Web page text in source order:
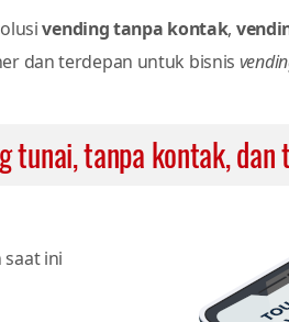
vending tanpa kontak,
dan terdepan untuk bisnis
tunai, tanpa kontak, dan
ini